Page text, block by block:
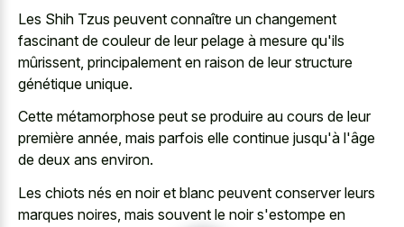
Les Shih Tzus peuvent connaître un changement
fascinant de couleur de leur pelage à mesure qu'ils
mûrissent, principalement en raison de leur structure
génétique unique.
Cette métamorphose peut se produire au cours de leur
première année, mais parfois elle continue jusqu'à l'âge
de deux ans environ.
Les chiots nés en noir et blanc peuvent conserver leurs
marques noires, mais souvent le noir s'estompe en